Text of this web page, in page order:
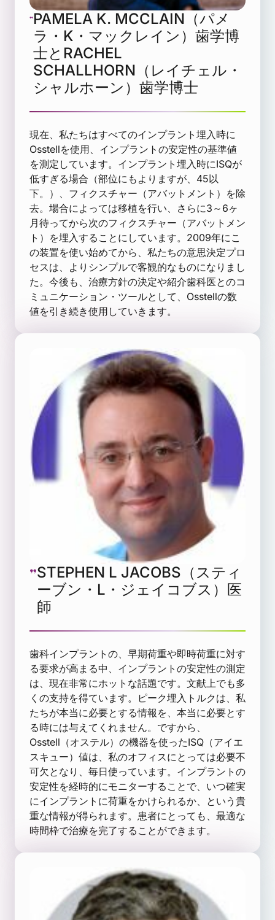
PAMELA K. MCCLAIN（パメ
ラ・K・マックレイン）歯学博
士とRACHEL
SCHALLHORN（レイチェル・
シャルホーン）歯学博士
現在、私たちはすべてのインプラント埋入時に
Osstellを使用、インプラントの安定性の基準値
を測定しています。インプラント埋入時にISQが
低すぎる場合（部位にもよりますが、45以
下。）、フィクスチャー（アバットメント）を除
去。場合によっては移植を行い、さらに3～6ヶ
月待ってから次のフィクスチャー（アバットメン
ト）を埋入することにしています。2009年にこ
の装置を使い始めてから、私たちの意思決定プロ
セスは、よりシンプルで客観的なものになりまし
た。今後も、治療方針の決定や紹介歯科医とのコ
ミュニケーション・ツールとして、Osstellの数
値を引き続き使用していきます。
STEPHEN L JACOBS（スティ
ーブン・L・ジェイコブス）医
師
歯科インプラントの、早期荷重や即時荷重に対す
る要求が高まる中、インプラントの安定性の測定
は、現在非常にホットな話題です。文献上でも多
くの支持を得ています。ピーク埋入トルクは、私
たちが本当に必要とする情報を、本当に必要とす
る時には与えてくれません。ですから、
Osstell（オステル）の機器を使ったISQ（アイエ
スキュー）値は、私のオフィスにとっては必要不
可欠となり、毎日使っています。インプラントの
安定性を経時的にモニターすることで、いつ確実
にインプラントに荷重をかけられるか、という貴
重な情報が得られます。患者にとっても、最適な
時間枠で治療を完了することができます。